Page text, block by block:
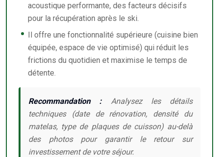
acoustique performante, des facteurs décisifs
pour la récupération après le ski.
Il offre une fonctionnalité supérieure (cuisine bien
équipée, espace de vie optimisé) qui réduit les
frictions du quotidien et maximise le temps de
détente.
Recommandation :Analysez les détails
techniques (date de rénovation, densité du
matelas, type de plaques de cuisson) au-delà
des photos pour garantir le retour sur
investissement de votre séjour.